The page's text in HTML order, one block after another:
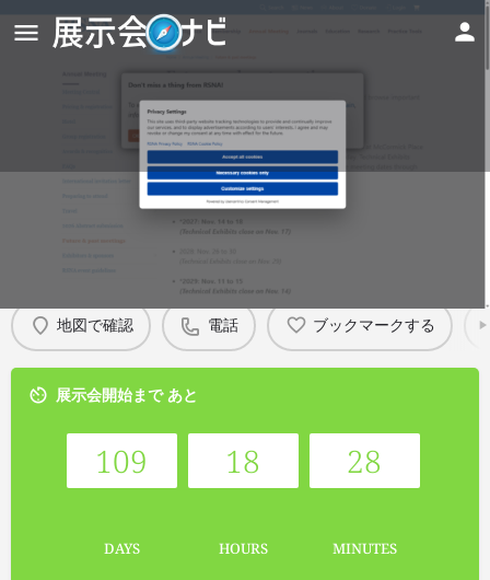
RSNA 2026
地図で確認 電話 ブックマークする
展示会開始まで あと
109
DAYS
18
HOURS
28
MINUTES